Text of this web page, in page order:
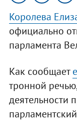
Королева
официально
парламента
Как сообщает
тронной
деятельности